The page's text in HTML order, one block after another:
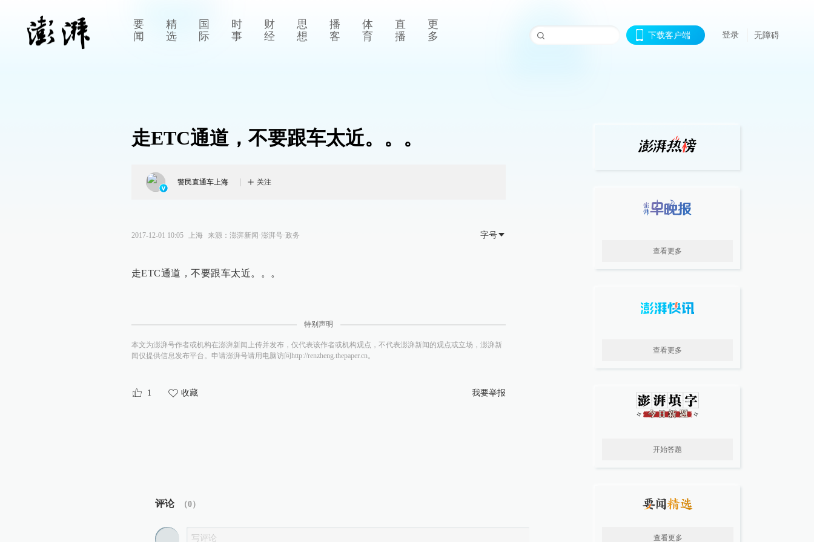
要
闻
精
选
国
际
时
事
财
经
思
想
播
客
体
育
直
播
更
多
下载客户端 登录 无障碍
走ETC通道，不要跟车太近。。。
警民直通车上海 关注
2017-12-01 10:05 上海 来源： 澎湃新闻·澎湃号·政务 字号
走ETC通道，不要跟车太近。。。
特别声明
本文为澎湃号作者或机构在澎湃新闻上传并发布，仅代表该作者或机构观点，不代表澎湃新闻的观点或立场，澎湃新
闻仅提供信息发布平台。申请澎湃号请用电脑访问http://renzheng.thepaper.cn。
1 收藏 我要举报
评论 （0）
查看更多
查看更多
开始答题
查看更多